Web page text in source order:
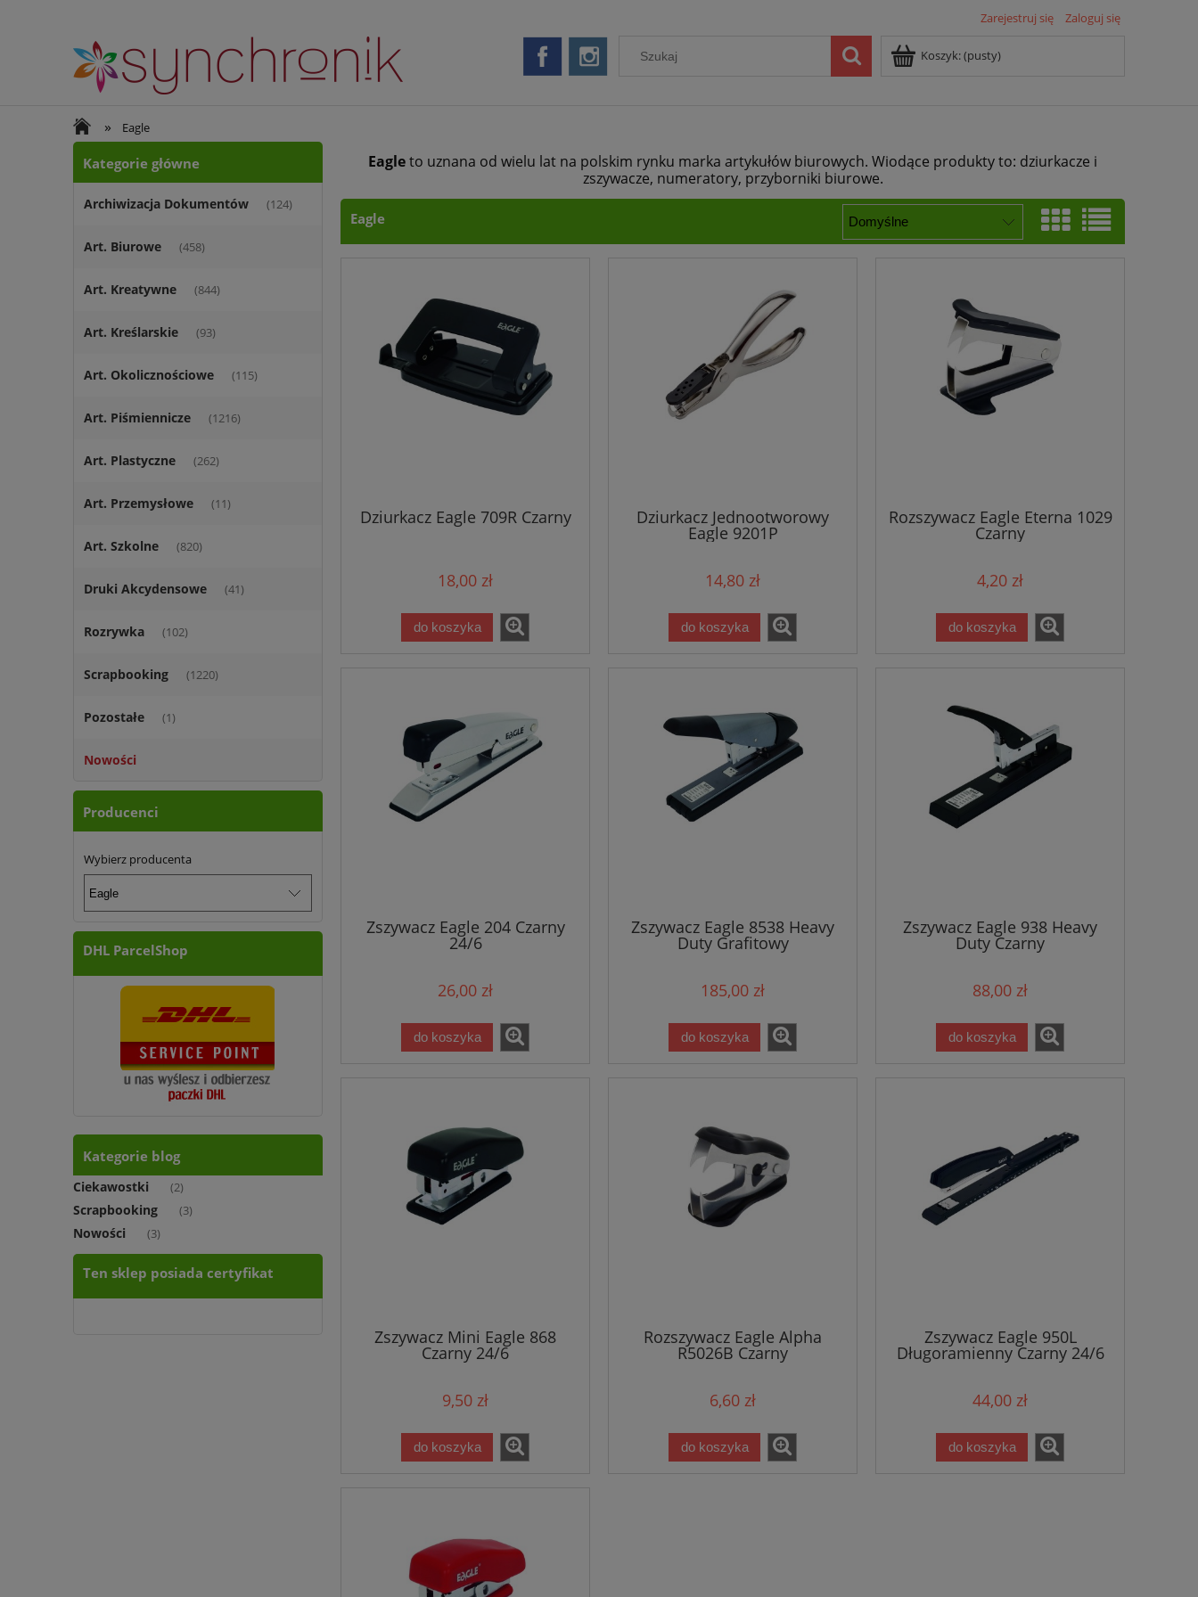
Zarejestruj się Zaloguj się
Koszyk:(pusty)
» Eagle
Kategorie główne
Archiwizacja Dokumentów (124)
Art. Biurowe (458)
Art. Kreatywne (844)
Art. Kreślarskie (93)
Art. Okolicznościowe (115)
Art. Piśmiennicze (1216)
Art. Plastyczne (262)
Art. Przemysłowe (11)
Art. Szkolne (820)
Druki Akcydensowe (41)
Rozrywka (102)
Scrapbooking (1220)
Pozostałe (1)
Nowości
Producenci
Wybierz producenta
DHL ParcelShop
Kategorie blog
Ciekawostki (2)
Scrapbooking (3)
Nowości (3)
Ten sklep posiada certyfikat
Eagleto uznana od wielu lat na polskim rynku marka artykułów biurowych. Wiodące produkty to: dziurkacze i
zszywacze, numeratory, przyborniki biurowe.
Eagle
Dziurkacz Eagle 709R Czarny
18,00 zł
do koszyka
Dziurkacz Jednootworowy
Eagle 9201P
14,80 zł
do koszyka
Rozszywacz Eagle Eterna 1029
Czarny
4,20 zł
do koszyka
Zszywacz Eagle 204 Czarny
24/6
26,00 zł
do koszyka
Zszywacz Eagle 8538 Heavy
Duty Grafitowy
185,00 zł
do koszyka
Zszywacz Eagle 938 Heavy
Duty Czarny
88,00 zł
do koszyka
Zszywacz Mini Eagle 868
Czarny 24/6
9,50 zł
do koszyka
Rozszywacz Eagle Alpha
R5026B Czarny
6,60 zł
do koszyka
Zszywacz Eagle 950L
Długoramienny Czarny 24/6
44,00 zł
do koszyka